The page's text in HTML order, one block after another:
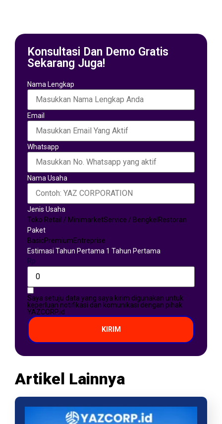
Konsultasi Dan Demo Gratis
Sekarang Juga!
Nama Lengkap
Email
Whatsapp
Nama Usaha
Jenis Usaha
Toko Retail / MinimarketService / Bengkel Restoran
Paket
BasicPremiumEntreprise
Estimasi Tahun Pertama 1 Tahun Pertama
Rp
Saya setuju data yang saya kirim digunakan untuk
keperluan notifikasi dan komunikasi dengan pihak
YAZCORP.id
KIRIM
Artikel Lainnya